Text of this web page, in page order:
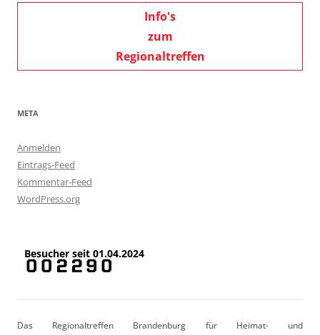
Info's
zum
Regionaltreffen
META
Anmelden
Eintrags-Feed
Kommentar-Feed
WordPress.org
Besucher seit 01.04.2024
Das Regionaltreffen Brandenburg für Heimat- und